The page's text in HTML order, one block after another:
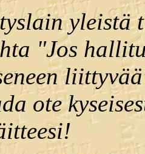
yleistä
"Jos
ote